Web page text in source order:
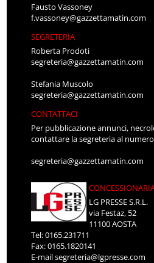
Fausto Vassoney
f.vassoney@gazzettamatin.com
SEGRETERIA
Roberta Prodoti
segreteria@gazzettamatin.com
Stefania Muscolo
segreteria@gazzettamatin.com
CONTATTACI
Per pubblicazione annunci,
contattare la segreteria al
segreteria@gazzettamatin.com
LG PRESSE S.R.L.
via Festaz, 52
11100 AOSTA
Tel: 0165.231711
Fax: 0165.1820141
E-mailsegreteria@lgpresse.com